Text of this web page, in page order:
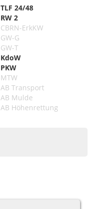
TLF 24/48
RW 2
CBRN-ErkKW
GW-G
GW-T
KdoW
PKW
MTW
AB Transport
AB Mulde
AB Höhenrettung